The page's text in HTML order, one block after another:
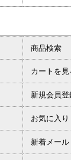
商品検索
カートを見
新規会員登
お気に入り
新着メール